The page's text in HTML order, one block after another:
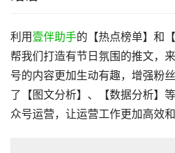
利用 壹伴助手的【热点榜单】和
帮我们打造有节日氛围的推文，
号的内容更加生动有趣，增强粉丝
了【图文分析】、【数据分析】
众号运营，让运营工作更加高效